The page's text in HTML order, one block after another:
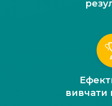
вивчати